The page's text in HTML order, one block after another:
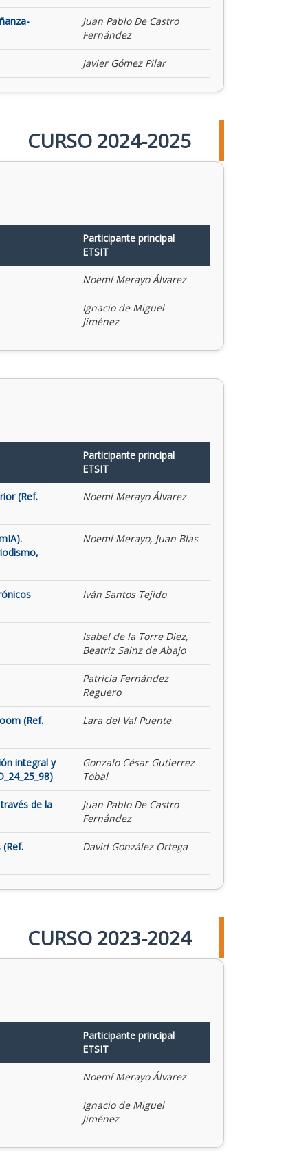
Juan Pablo De Castro
Fernández
Javier Gómez Pilar
CURSO 2024-2025
Participante principal
ETSIT
Noemí Merayo Álvarez
Ignacio de Miguel
Jiménez
Participante principal
ETSIT
(Ref. Noemí Merayo Álvarez
Noemí Merayo, Juan Blas
Iván Santos Tejido
Isabel de la Torre Diez,
Beatriz Sainz de Abajo
Patricia Fernández
Reguero
(Ref. Lara del Val Puente
integral y
Gonzalo César Gutierrez
Tobal
de la
Juan Pablo De Castro
Fernández
David González Ortega
CURSO 2023-2024
Participante principal
ETSIT
Noemí Merayo Álvarez
Ignacio de Miguel
Jiménez